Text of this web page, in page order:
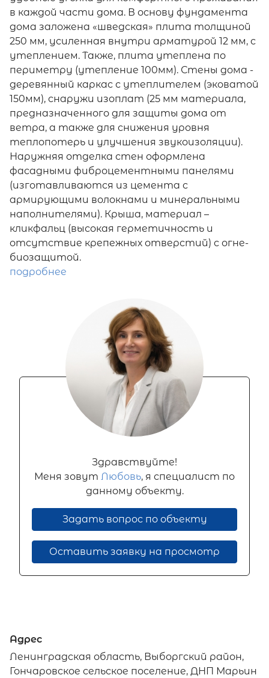
в каждой части дома. В основу фундамента
дома заложена «шведская» плита толщиной
250 мм, усиленная внутри арматурой 12 мм, с
утеплением. Также, плита утеплена по
периметру (утепление 100мм). Стены дома -
деревянный каркас с утеплителем (эковатой
150мм), снаружи изоплат (25 мм материала,
предназначенного для защиты дома от
ветра, а также для снижения уровня
теплопотерь и улучшения звукоизоляции).
Наружняя отделка стен оформлена
фасадными фиброцементными панелями
(изготавливаются из цемента с
армирующими волокнами и минеральными
наполнителями). Крыша, материал –
кликфальц (высокая герметичность и
отсутствие крепежных отверстий) с огне-
биозащитой.
подробнее
Здравствуйте!
Меня зовут Любовь, я специалист по
данному объекту.
Задать вопрос по объекту
Оставить заявку на просмотр
Адрес
Ленинградская область, Выборгский район,
Гончаровское сельское поселение, ДНП Марьин